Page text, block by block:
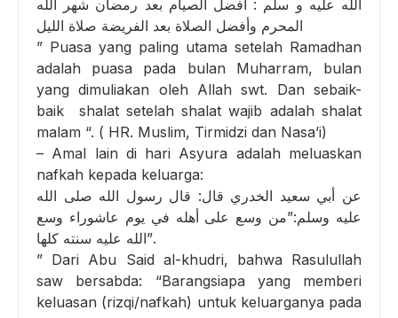
الله عليه و سلم : أفضل الصيام بعد رمضان شهر الله
المحرم وأفضل الصلاة بعد الفريضة صلاة الليل
” Puasa yang paling utama setelah Ramadhan
adalah puasa pada bulan Muharram, bulan
yang dimuliakan oleh Allah swt. Dan sebaik-
baik shalat setelah shalat wajib adalah shalat
malam “. ( HR. Muslim, Tirmidzi dan Nasa’i)
– Amal lain di hari Asyura adalah meluaskan
nafkah kepada keluarga:
عن أبي سعيد الخدري قال: قال رسول الله صلى الله
عليه وسلم:”من وسع على أهله في يوم عاشوراء وسع
الله عليه سنته كلها”.
” Dari Abu Said al-khudri, bahwa Rasulullah
saw bersabda: “Barangsiapa yang memberi
keluasan (rizqi/nafkah) untuk keluarganya pada